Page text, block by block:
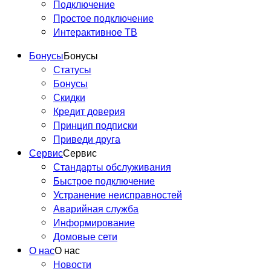
Подключение
Простое подключение
Интерактивное ТВ
БонусыБонусы
Статусы
Бонусы
Скидки
Кредит доверия
Принцип подписки
Приведи друга
СервисСервис
Стандарты обслуживания
Быстрое подключение
Устранение неисправностей
Аварийная служба
Информирование
Домовые сети
О насО нас
Новости